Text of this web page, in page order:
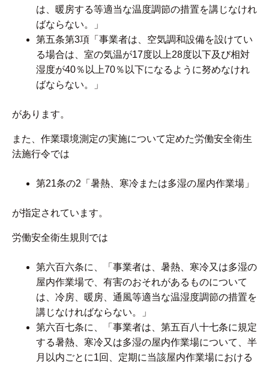
は、暖房する等適当な温度調節の措置を講じなけれ
ばならない。」
第五条第3項「事業者は、空気調和設備を設けてい
る場合は、室の気温が17度以上28度以下及び相対
湿度が40％以上70％以下になるように努めなけれ
ばならない。」
があります。
また、作業環境測定の実施について定めた労働安全衛生
法施行令では
第21条の2「暑熱、寒冷または多湿の屋内作業場」
が指定されています。
労働安全衛生規則では
第六百六条に、「事業者は、暑熱、寒冷又は多湿の
屋内作業場で、有害のおそれがあるものについて
は、冷房、暖房、通風等適当な温湿度調節の措置を
講じなければならない。」
第六百七条に、「事業者は、第五百八十七条に規定
する暑熱、寒冷又は多湿の屋内作業場について、半
月以内ごとに1回、定期に当該屋内作業場における